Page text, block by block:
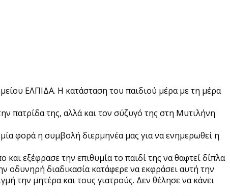
ΕΛΠΙΔΑ. Η κατάσταση του παιδιού μέρα με τη μέρα
πατρίδα της, αλλά και τον σύζυγό της στη Μυτιλήνη
φορά η συμβολή διερμηνέα μας για να ενημερωθεί η
εξέφρασε την επιθυμία το παιδί της να θαφτεί δίπλα
διαδικασία κατάφερε να εκφράσει αυτή την
την μητέρα και τους γιατρούς. Δεν θέλησε να κάνει